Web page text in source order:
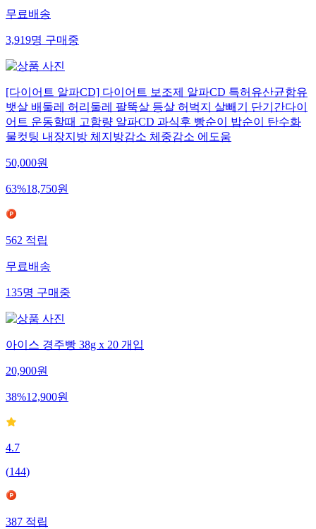
무료배송
3,919명 구매중
[다이어트 알파CD] 다이어트 보조제 알파CD 특허유산균함유
뱃살 배둘레 허리둘레 팔뚝살 등살 허벅지 살빼기 단기간다이
어트 운동할때 고함량 알파CD 과식후 빵순이 밥순이 탄수화
물컷팅 내장지방 체지방감소 체중감소 에도움
50,000원
63%18,750원
562 적립
무료배송
135명 구매중
아이스 경주빵 38g x 20 개입
20,900원
38%12,900원
4.7
(144)
387 적립